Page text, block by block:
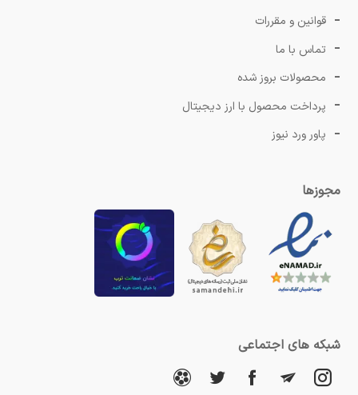
قوانین و مقررات
تماس با ما
محصولات بروز شده
پرداخت محصول با ارز دیجیتال
پاور ورد نیوز
مجوزها
شبکه های اجتماعی